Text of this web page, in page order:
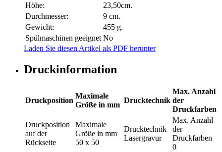
Höhe:
23,50cm.
Durchmesser:
9 cm.
Gewicht:
455 g.
Spülmaschinen geeignet No
Laden Sie diesen Artikel als PDF herunter
Druckinformation
Druckposition
Maximale
Größe in mm
Drucktechnik
Max. Anzahl
der
Druckfarben
Druckposition
auf der
Rückseite
Maximale
Größe in mm
50 x 50
Drucktechnik
Lasergravur
Max. Anzahl
der
Druckfarben
0